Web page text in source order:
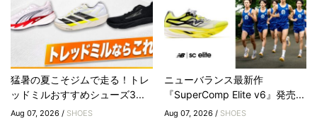
猛暑の夏こそジムで走る！トレ
ッドミルおすすめシューズ3...
Aug 07, 2026 / SHOES
ニューバランス最新作
『SuperComp Elite v6』発売...
Aug 07, 2026 / SHOES